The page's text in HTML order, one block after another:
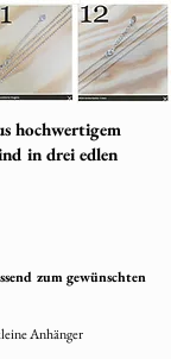
hochwertigem
in drei edlen
zum gewünschten
Anhänger